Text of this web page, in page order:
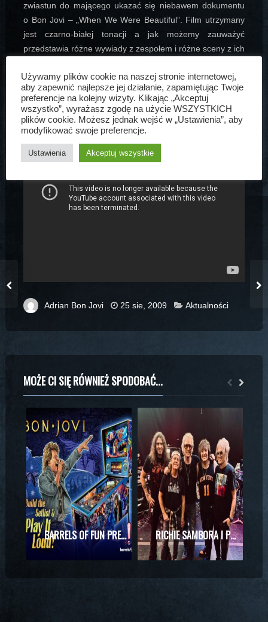
zwiastun do mającego ukazać się niebawem dokumentu
o Bon Jovi – „When We Were Beautiful”. Film utrzymany
jest czarno-białej tonacji a jak możemy zauważyć
przedstawia różne wywiady z zespołem i różne sceny z ich
dokument dla każdego fana zespołu.
Adrian Bon Jovi 25 sie, 2009 Aktualności
MOŻE CI SIĘ RÓWNIEŻ SPODOBAĆ...
BARRELS OF FUN PREZENTUJE MASZYNĘ DO PINBALLA Z MOTYWAMI BON JOVI RICHIE SAMBORA I PHIL X RAZEM NA SCENIE! WYJĄTKOWE SPOTKANIE PODCZAS KONCERTU KINGS OF CHAOS
Używamy plików cookie na naszej stronie internetowej,
aby zapewnić najlepsze jej działanie, zapamiętując Twoje
preferencje na kolejny wizyty. Klikając „Akceptuj
wszystko”, wyrażasz zgodę na użycie WSZYSTKICH
plików cookie. Możesz jednak wejść w „Ustawienia”, aby
modyfikować swoje preferencje.
Ustawienia Akceptuj wszystkie